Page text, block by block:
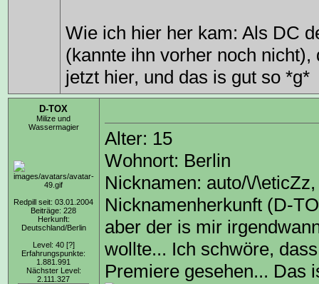
Wie ich hier her kam: Als DC
(kannte ihn vorher noch
jetzt hier, und das is gut so *g*
D-TOX
Milize und
Wassermagier
Redpill seit: 03.01.2004
Beiträge: 228
Herkunft:
Deutschland/Berlin
Level: 40 [?]
Erfahrungspunkte:
1.881.991
Nächster Level:
2.111.327
Alter: 15
Wohnort: Berlin
Nicknamen: auto/\/
Nicknamenherkunft (D-
aber der is mir
wollte... Ich schwöre,
Premiere gesehen... Das